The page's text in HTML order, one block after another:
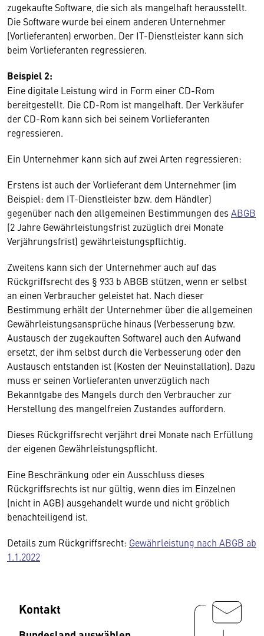
zugekaufte Software, die sich als mangelhaft herausstellt.
Die Software wurde bei einem anderen Unternehmer
(Vorlieferanten) erworben. Der IT-Dienstleister kann sich
beim Vorlieferanten regressieren.
Beispiel 2:
Eine digitale Leistung wird in Form einer CD-Rom
bereitgestellt. Die CD-Rom ist mangelhaft. Der Verkäufer
der CD-Rom kann sich bei seinem Vorlieferanten
regressieren.
Ein Unternehmer kann sich auf zwei Arten regressieren:
Erstens ist auch der Vorlieferant dem Unternehmer (im
Beispiel: dem IT-Dienstleister bzw. dem Händler)
gegenüber nach den allgemeinen Bestimmungen des ABGB
(2 Jahre Gewährleistungsfrist zuzüglich drei Monate
Verjährungsfrist) gewährleistungspflichtig.
Zweitens kann sich der Unternehmer auch auf das
Rückgriffsrecht des § 933 b ABGB stützen, wenn er selbst
an einen Verbraucher geleistet hat. Nach dieser
Bestimmung erhält der Unternehmer über die allgemeinen
Gewährleistungsansprüche hinaus (Verbesserung bzw.
Austausch der zugekauften Software) auch den Aufwand
ersetzt, der ihm selbst durch die Verbesserung oder den
Austausch entstanden ist (Kosten der Neuinstallation). Dazu
muss er seinen Vorlieferanten unverzüglich nach
Bekanntgabe des Mangels durch den Verbraucher zur
Herstellung des mangelfreien Zustandes auffordern.
Dieses Rückgriffsrecht verjährt drei Monate nach Erfüllung
der eigenen Gewährleistungspflicht.
Eine Beschränkung oder ein Ausschluss dieses
Rückgriffsrechts ist nur gültig, wenn dies im Einzelnen
(nicht in AGB) ausgehandelt wurde und nicht gröblich
benachteiligend ist.
Details zum Rückgriffsrecht: Gewährleistung nach ABGB ab
1.1.2022
Kontakt